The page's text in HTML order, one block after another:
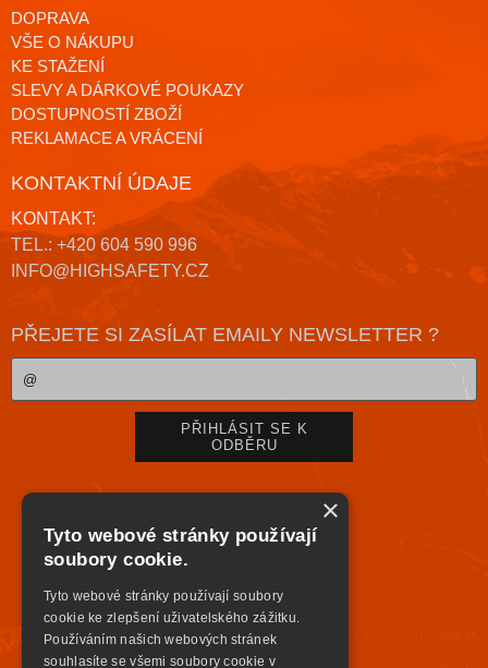
DOPRAVA
VŠE O NÁKUPU
KE STAŽENÍ
SLEVY A DÁRKOVÉ POUKAZY
DOSTUPNOSTÍ ZBOŽÍ
REKLAMACE A VRÁCENÍ
KONTAKTNÍ ÚDAJE
KONTAKT:
TEL.: +420 604 590 996
INFO@HIGHSAFETY.CZ
PŘEJETE SI ZASÍLAT EMAILY NEWSLETTER ?
×
Tyto webové stránky používají
soubory cookie.
Tyto webové stránky používají soubory
cookie ke zlepšení uživatelského zážitku.
Používáním našich webových stránek
souhlasíte se všemi soubory cookie v